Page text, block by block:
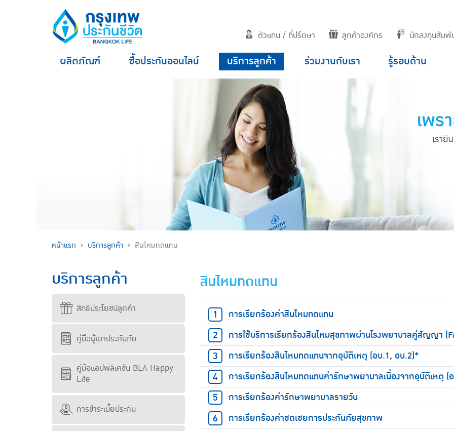
ตัวแทน / ที่ปรึกษา ลูกค้าองค์กร นักลงทุนสัมพั
ผลิตภัณฑ์ ซื้อประกันออนไลน์ บริการลูกค้า ร่วมงานกับเรา รู้รอบด้าน
หน้าแรก บริการลูกค้า สินไหมทดแทน
บริการลูกค้า
สิทธิประโยชน์ลูกค้า
คู่มือผู้เอาประกันภัย
คู่มือแอปพลิเคชัน BLA Happy
Life
การชำระเบี้ยประกัน
สินไหมทดแทน
การเรียกร้องค่าสินไหมทดแทน
การใช้บริการเรียกร้องสินไหมสุขภาพผ่านโรงพยาบาลคู่สัญญา
การเรียกร้องสินไหมทดแทนจากอุบัติเหตุ (อบ.1, อบ.2)*
การเรียกร้องสินไหมทดแทนค่ารักษาพยาบาลเนื่องจากอุบัติเหตุ (
การเรียกร้องค่ารักษาพยาบาลรายวัน
การเรียกร้องค่าชดเชยการประกันภัยสุขภาพ